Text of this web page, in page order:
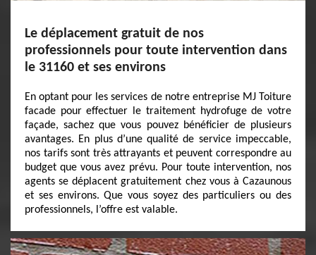
Le déplacement gratuit de nos
professionnels pour toute intervention dans
le 31160 et ses environs
En optant pour les services de notre entreprise MJ Toiture
facade pour effectuer le traitement hydrofuge de votre
façade, sachez que vous pouvez bénéficier de plusieurs
avantages. En plus d’une qualité de service impeccable,
nos tarifs sont très attrayants et peuvent correspondre au
budget que vous avez prévu. Pour toute intervention, nos
agents se déplacent gratuitement chez vous à Cazaunous
et ses environs. Que vous soyez des particuliers ou des
professionnels, l’offre est valable.